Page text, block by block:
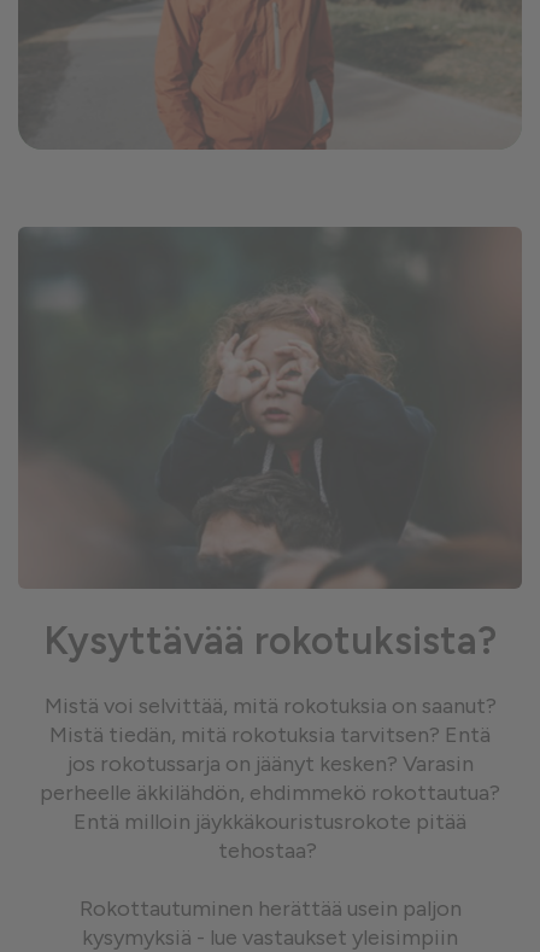
Kysyttävää rokotuksista?
Mistä voi selvittää, mitä rokotuksia on saanut?
Mistä tiedän, mitä rokotuksia tarvitsen? Entä
jos rokotussarja on jäänyt kesken? Varasin
perheelle äkkilähdön, ehdimmekö rokottautua?
Entä milloin jäykkäkouristusrokote pitää
tehostaa?
Rokottautuminen herättää usein paljon
kysymyksiä - lue vastaukset yleisimpiin